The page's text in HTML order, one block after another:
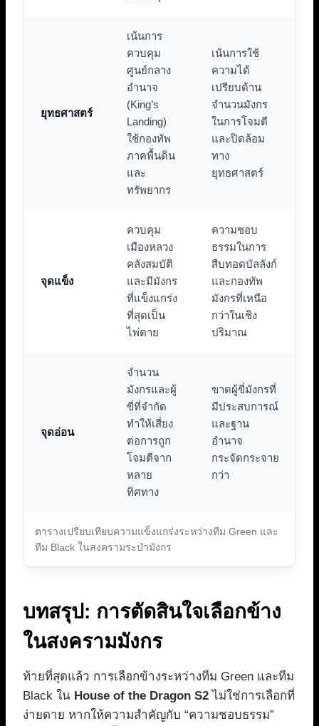
ตารางเปรียบเทียบความแข็งแกร่งระหว่างทีม Green และ
ทีม Black ในสงครามระบำมังกร
ยุทธศาสตร์
เน้นการ
ควบคุม
ศูนย์กลาง
อำนาจ
(King’s
Landing)
ใช้กองทัพ
ภาคพื้นดิน
และ
ทรัพยากร
เน้นการใช้
ความได้
เปรียบด้าน
จำนวนมังกร
ในการโจมตี
และปิดล้อม
ทาง
ยุทธศาสตร์
จุดแข็ง
ควบคุม
เมืองหลวง
คลังสมบัติ
และมีมังกร
ที่แข็งแกร่ง
ที่สุดเป็น
ไพ่ตาย
ความชอบ
ธรรมในการ
สืบทอดบัลลังก์
และกองทัพ
มังกรที่เหนือ
กว่าในเชิง
ปริมาณ
จุดอ่อน
จำนวน
มังกรและผู้
ขี่ที่จำกัด
ทำให้เสี่ยง
ต่อการถูก
โจมตีจาก
หลาย
ทิศทาง
ขาดผู้ขี่มังกรที่
มีประสบการณ์
และฐาน
อำนาจ
กระจัดกระจาย
กว่า
บทสรุป: การตัดสินใจเลือกข้าง
ในสงครามมังกร
ท้ายที่สุดแล้ว การเลือกข้างระหว่างทีม Green และทีม
Black ใน House of the Dragon S2 ไม่ใช่การเลือกที่
ง่ายดาย หากให้ความสำคัญกับ “ความชอบธรรม”